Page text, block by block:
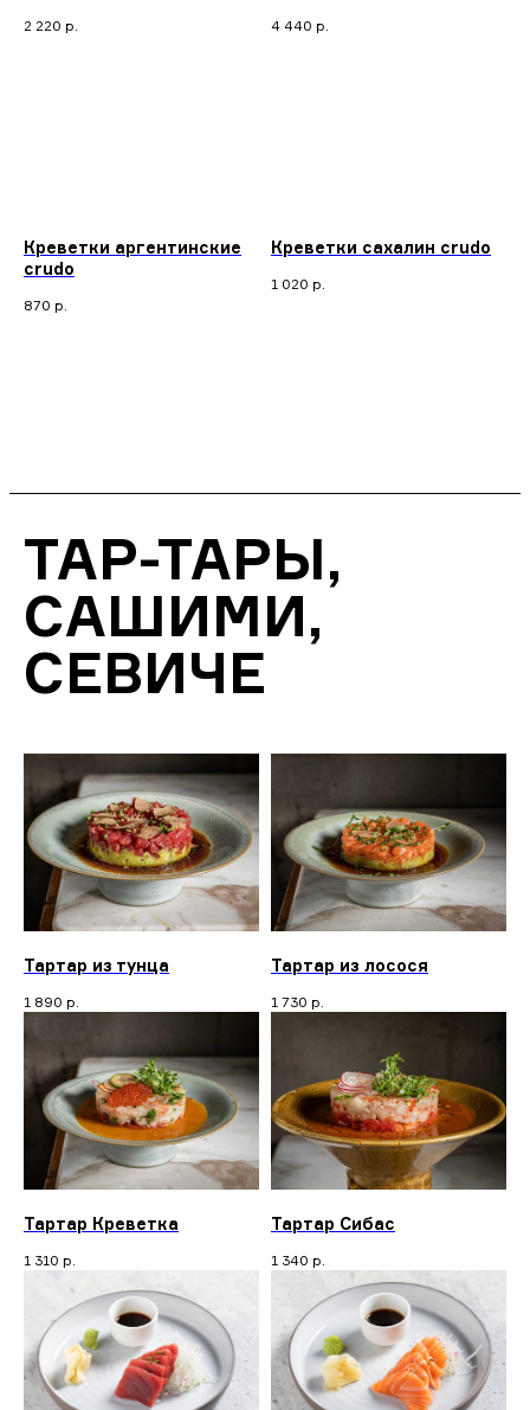
2 220 р. 4 440 р.
Креветки аргентинские
crudo
870 р.
Креветки сахалин crudo
1 020 р.
ТАР-ТАРЫ,
САШИМИ,
СЕВИЧЕ
Тартар из тунца
1 890 р.
Тартар из лосося
1 730 р.
Тартар Креветка
1 310 р.
Тартар Сибас
1 340 р.